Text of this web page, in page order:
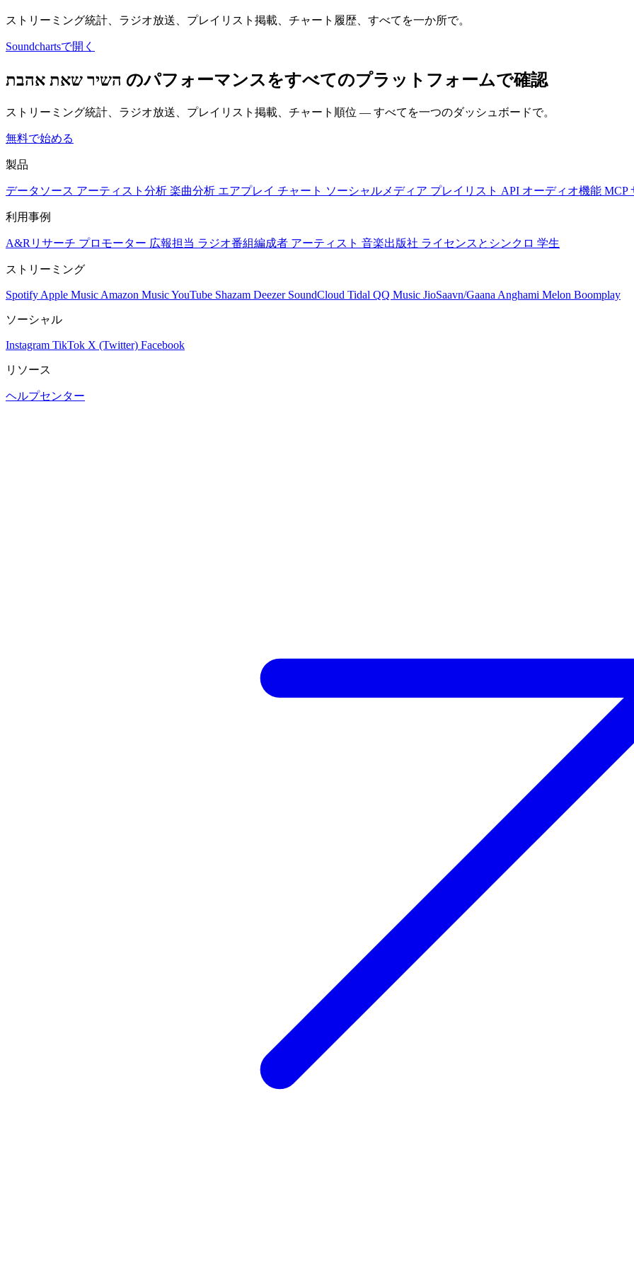
ストリーミング統計、ラジオ放送、プレイリスト掲載、チャート履歴、すべてを一か所で。
Soundchartsで開く
השיר שאת אהבת のパフォーマンスをすべてのプラットフォームで確認
ストリーミング統計、ラジオ放送、プレイリスト掲載、チャート順位 — すべてを一つのダッシュボードで。
無料で始める
製品
データソース アーティスト分析 楽曲分析 エアプレイ チャート ソーシャルメディア プレイリスト API オーディオ機能 MCP
利用事例
A&Rリサーチ プロモーター 広報担当 ラジオ番組編成者 アーティスト 音楽出版社 ライセンスとシンクロ 学生
ストリーミング
Spotify Apple Music Amazon MusicYouTube Shazam Deezer SoundCloud Tidal QQ Music JioSaavn/Gaana Anghami Melon Boomplay
ソーシャル
Instagram TikTok X (Twitter) Facebook
リソース
ヘルプセンター